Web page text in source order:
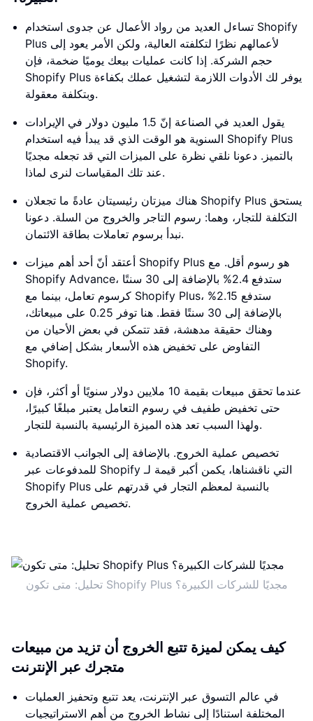
تساءل العديد من رواد الأعمال عن جدوى استخدام Shopify
Plus لأعمالهم نظرًا لتكلفته العالية، ولكن الأمر يعود إلى
حجم الشركة. إذا كانت عمليات بيعك يوميًا ضخمة، فإن
Shopify Plus يوفر لك الأدوات اللازمة لتشغيل عملك بكفاءة
وبتكلفة معقولة.
يقول العديد في الصناعة إنّ 1.5 مليون دولار في الإيرادات
السنوية هو الوقت الذي قد يبدأ فيه استخدام Shopify Plus
بالتميز. دعونا نلقي نظرة على الميزات التي قد تجعله مجديًا
عند تلك المقياسات لنرى لماذا.
هناك ميزتان رئيسيتان عادةً ما تجعلان Shopify Plus يستحق
التكلفة للتجار، وهما: رسوم التاجر والخروج من السلة. دعونا
نبدأ برسوم تعاملات بطاقة الائتمان.
أعتقد أنّ أحد أهم ميزات Shopify Plus هو رسوم أقل. مع
Shopify Advance، ستدفع 2.4% بالإضافة إلى 30 سنتًا
كرسوم تعامل، بينما مع Shopify Plus، ستدفع 2.15%
بالإضافة إلى 30 سنتًا فقط. هنا توفر 0.25 على مبيعاتك،
وهناك حقيقة مدهشة، فقد تتمكن في بعض الأحيان من
التفاوض على تخفيض هذه الأسعار بشكل إضافي مع
Shopify.
عندما تحقق مبيعات بقيمة 10 ملايين دولار سنويًا أو أكثر، فإن
حتى تخفيض طفيف في رسوم التعامل يعتبر مبلغًا كبيرًا،
ولهذا السبب تعد هذه الميزة الرئيسية بالنسبة للتجار.
تخصيص عملية الخروج. بالإضافة إلى الجوانب الاقتصادية
للمدفوعات عبر Shopify التي ناقشناها، يكمن أكبر قيمة لـ
Shopify Plus بالنسبة لمعظم التجار في قدرتهم على
تخصيص عملية الخروج.
تحليل: متى تكون Shopify Plus مجديًا للشركات الكبيرة؟
كيف يمكن لميزة تتبع الخروج أن تزيد من مبيعات
متجرك عبر الإنترنت
في عالم التسوق عبر الإنترنت، يعد تتبع وتحفيز العمليات
المختلفة استنادًا إلى نشاط الخروج من أهم الاستراتيجيات